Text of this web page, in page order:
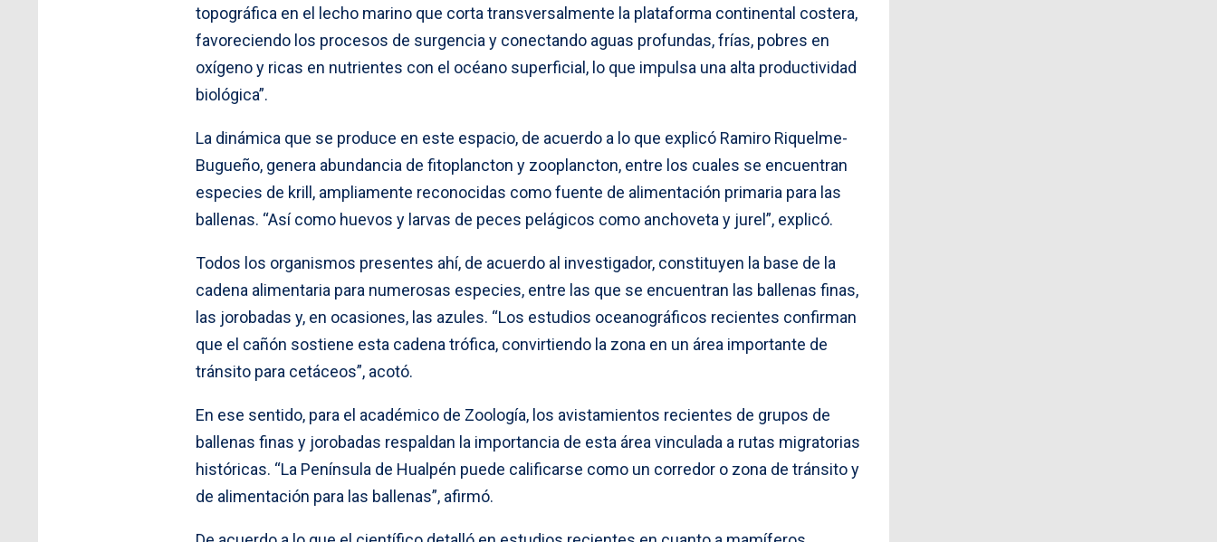
topográfica en el lecho marino que corta transversalmente la plataforma continental costera,
favoreciendo los procesos de surgencia y conectando aguas profundas, frías, pobres en
oxígeno y ricas en nutrientes con el océano superficial, lo que impulsa una alta productividad
biológica”.
La dinámica que se produce en este espacio, de acuerdo a lo que explicó Ramiro Riquelme-
Bugueño, genera abundancia de fitoplancton y zooplancton, entre los cuales se encuentran
especies de krill, ampliamente reconocidas como fuente de alimentación primaria para las
ballenas. “Así como huevos y larvas de peces pelágicos como anchoveta y jurel”, explicó.
Todos los organismos presentes ahí, de acuerdo al investigador, constituyen la base de la
cadena alimentaria para numerosas especies, entre las que se encuentran las ballenas finas,
las jorobadas y, en ocasiones, las azules. “Los estudios oceanográficos recientes confirman
que el cañón sostiene esta cadena trófica, convirtiendo la zona en un área importante de
tránsito para cetáceos”, acotó.
En ese sentido, para el académico de Zoología, los avistamientos recientes de grupos de
ballenas finas y jorobadas respaldan la importancia de esta área vinculada a rutas migratorias
históricas. “La Península de Hualpén puede calificarse como un corredor o zona de tránsito y
de alimentación para las ballenas”, afirmó.